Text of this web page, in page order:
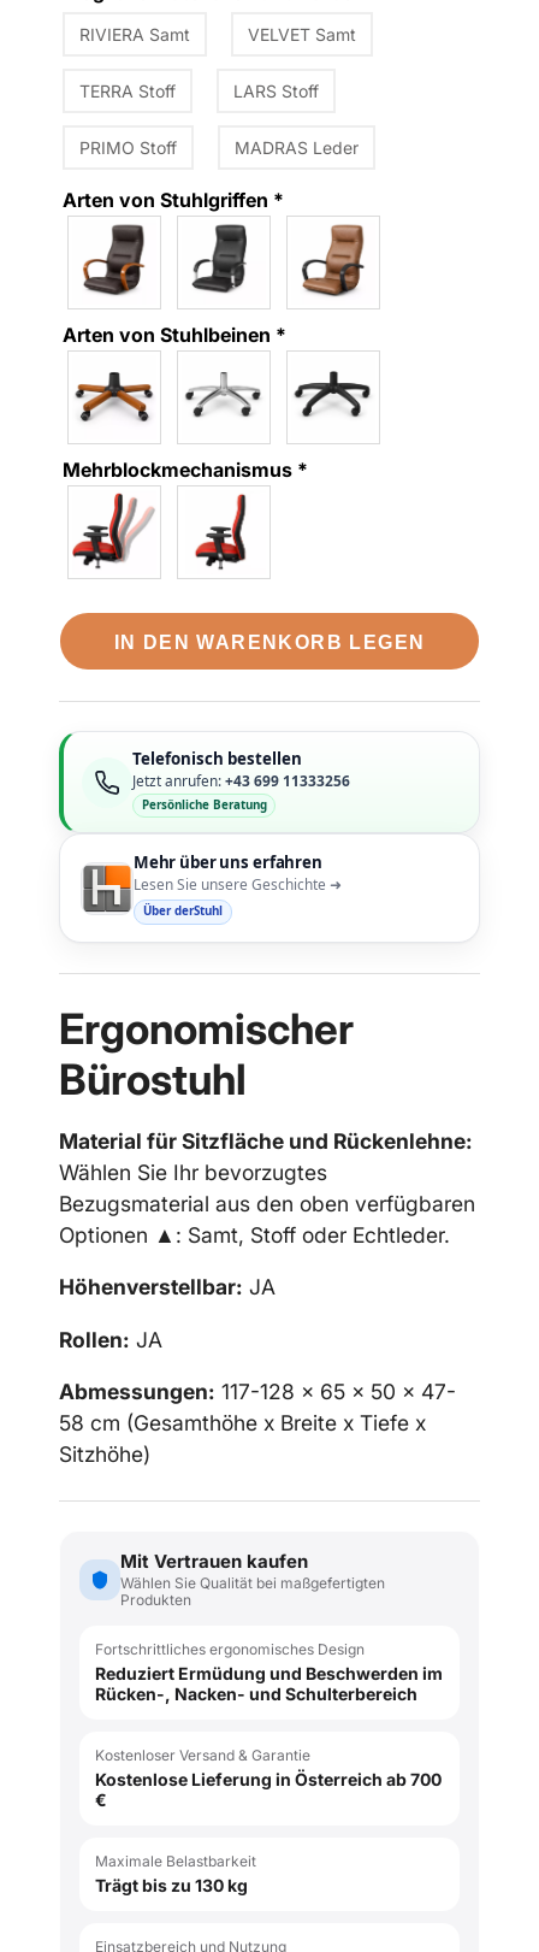
RIVIERA Samt VELVET Samt
TERRA Stoff LARS Stoff
PRIMO Stoff MADRAS Leder
Arten von Stuhlgriffen *
Arten von Stuhlbeinen *
Mehrblockmechanismus *
IN DEN WARENKORB LEGEN
Telefonisch bestellen
Jetzt anrufen:+43 699 11333256
Persönliche Beratung
Mehr über uns erfahren
Lesen Sie unsere Geschichte ➜
Über derStuhl
Ergonomischer
Bürostuhl
Material für Sitzfläche und Rückenlehne:
Wählen Sie Ihr bevorzugtes
Bezugsmaterial aus den oben verfügbaren
Optionen ▲: Samt, Stoff oder Echtleder.
Höhenverstellbar: JA
Rollen: JA
Abmessungen: 117-128 x 65 x 50 x 47-
58 cm (Gesamthöhe x Breite x Tiefe x
Sitzhöhe)
Mit Vertrauen kaufen
Wählen Sie Qualität bei maßgefertigten
Produkten
Fortschrittliches ergonomisches Design
Reduziert Ermüdung und Beschwerden im
Rücken-, Nacken- und Schulterbereich
Kostenloser Versand & Garantie
Kostenlose Lieferung in Österreich ab 700
€
Maximale Belastbarkeit
Trägt bis zu 130 kg
Einsatzbereich und Nutzung